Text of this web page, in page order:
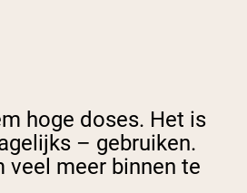
hoge doses. Het is
– gebruiken.
meer binnen te